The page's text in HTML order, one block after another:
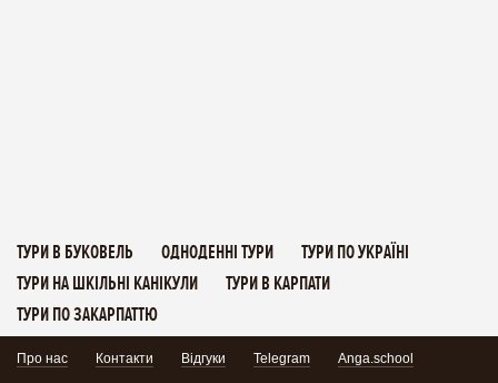
ТУРИ В БУКОВЕЛЬ ОДНОДЕННІ ТУРИ
ТУРИ ПО УКРАЇНІ
ТУРИ НА ШКІЛЬНІ КАНІКУЛИ
ТУРИ В КАРПАТИ
ТУРИ ПО ЗАКАРПАТТЮ
Про нас Контакти Відгуки Telegram Anga.school